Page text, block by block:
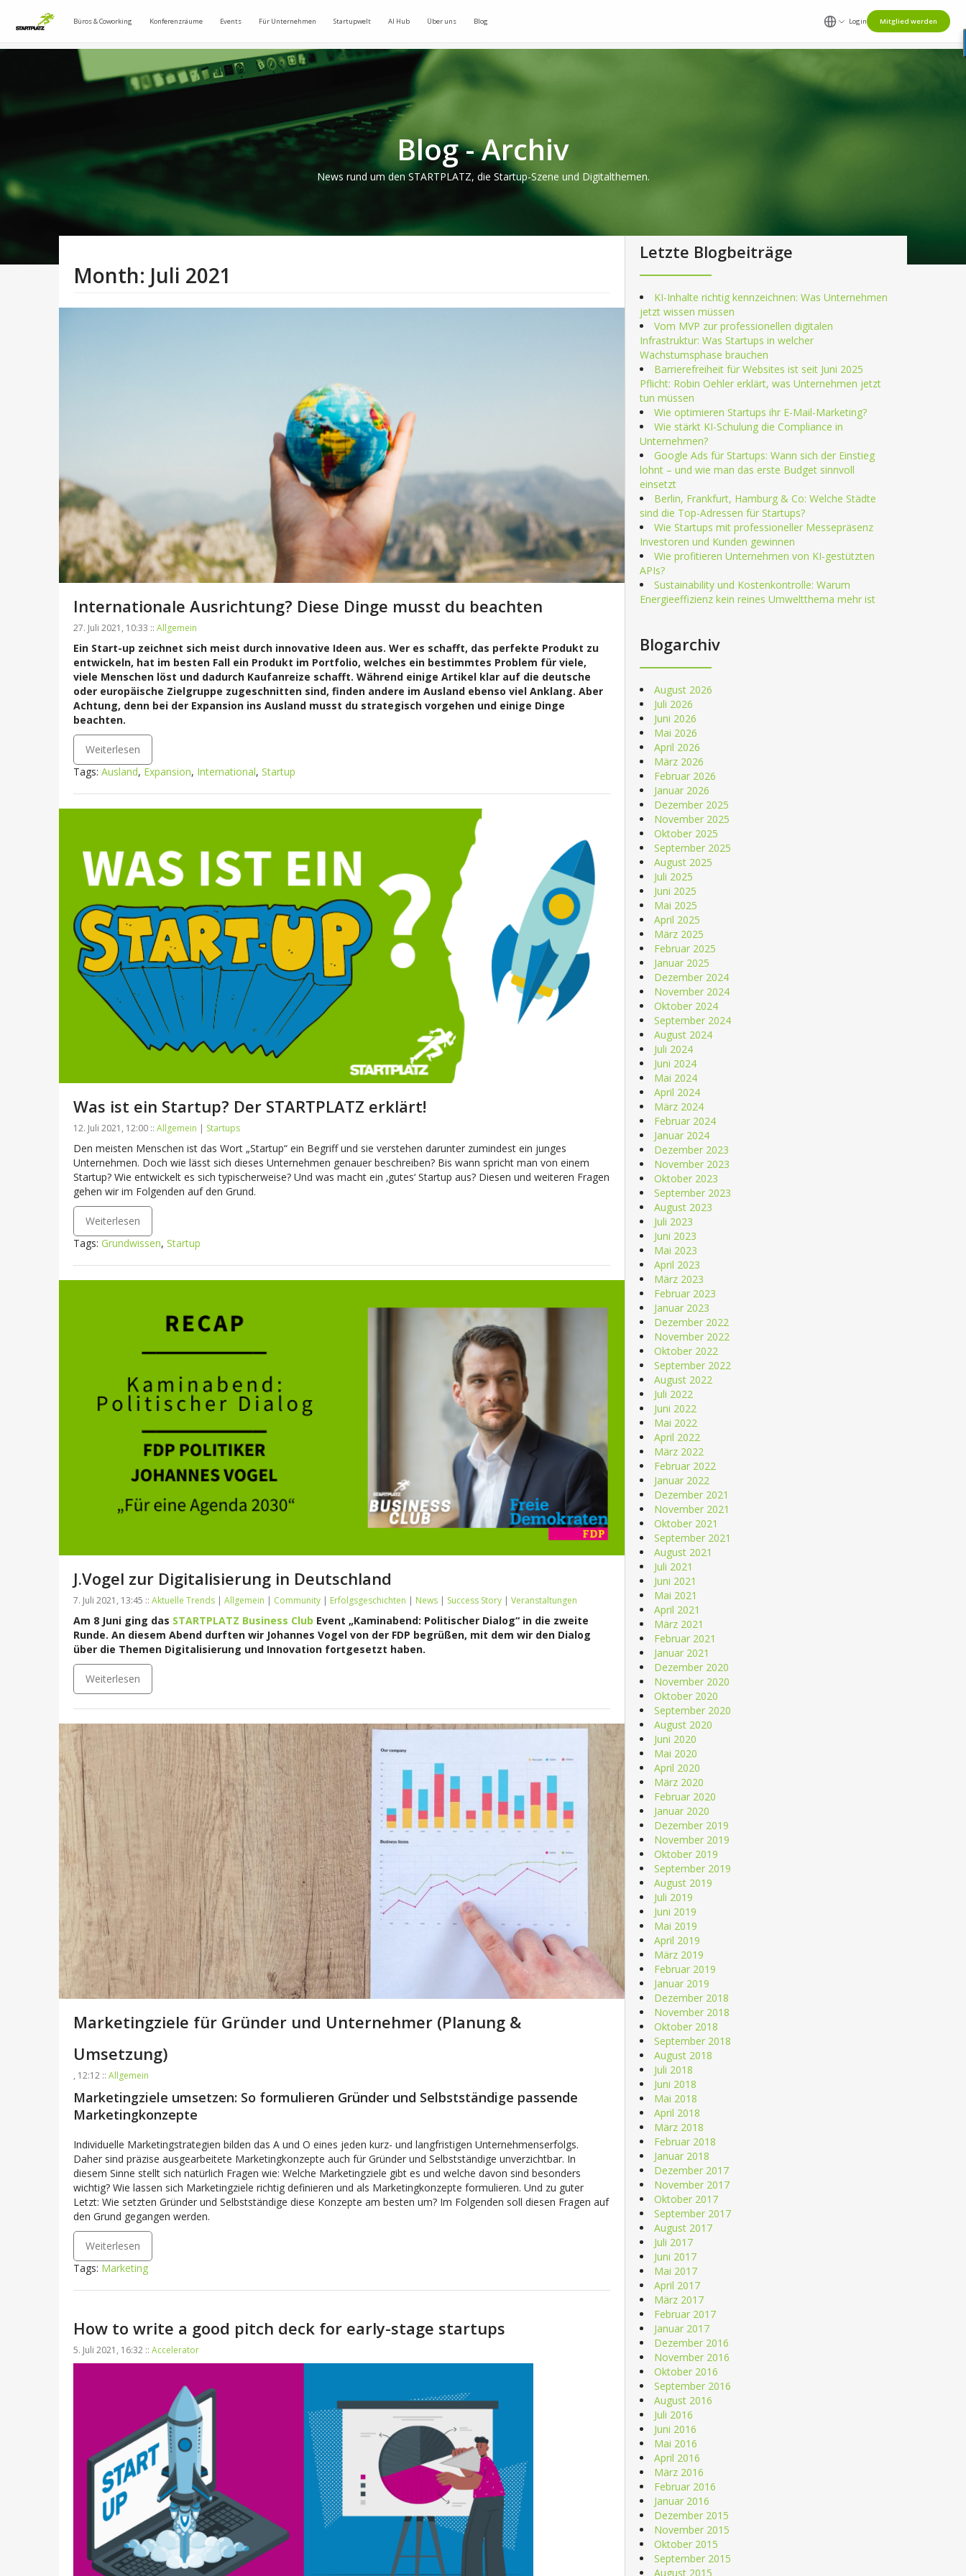
Büros & Coworking Konferenzräume Events Für Unternehmen Startupwelt AI Hub Über uns Blog Login Mitglied werden
Blog - Archiv
News rund um den STARTPLATZ, die Startup-Szene und Digitalthemen.
Month: Juli 2021
Internationale Ausrichtung? Diese Dinge musst du beachten
27. Juli 2021, 10:33 :: Allgemein
Ein Start-up zeichnet sich meist durch innovative Ideen aus. Wer es schafft, das perfekte Produkt zu
entwickeln, hat im besten Fall ein Produkt im Portfolio, welches ein bestimmtes Problem für viele,
viele Menschen löst und dadurch Kaufanreize schafft. Während einige Artikel klar auf die deutsche
oder europäische Zielgruppe zugeschnitten sind, finden andere im Ausland ebenso viel Anklang. Aber
Achtung, denn bei der Expansion ins Ausland musst du strategisch vorgehen und einige Dinge
beachten.
Weiterlesen
Tags: Ausland, Expansion, International, Startup
Was ist ein Startup? Der STARTPLATZ erklärt!
12. Juli 2021, 12:00 :: Allgemein | Startups
Den meisten Menschen ist das Wort „Startup“ ein Begriff und sie verstehen darunter zumindest ein junges
Unternehmen. Doch wie lässt sich dieses Unternehmen genauer beschreiben? Bis wann spricht man von einem
Startup? Wie entwickelt es sich typischerweise? Und was macht ein ‚gutes‘ Startup aus? Diesen und weiteren Fragen
gehen wir im Folgenden auf den Grund.
Weiterlesen
Tags: Grundwissen, Startup
J.Vogel zur Digitalisierung in Deutschland
7. Juli 2021, 13:45 :: Aktuelle Trends | Allgemein | Community | Erfolgsgeschichten | News | Success Story | Veranstaltungen
Am 8 Juni ging das STARTPLATZ Business Club Event „Kaminabend: Politischer Dialog“ in die zweite
Runde. An diesem Abend durften wir Johannes Vogel von der FDP begrüßen, mit dem wir den Dialog
über die Themen Digitalisierung und Innovation fortgesetzt haben.
Weiterlesen
Marketingziele für Gründer und Unternehmer (Planung &
Umsetzung)
, 12:12 :: Allgemein
Marketingziele umsetzen: So formulieren Gründer und Selbstständige passende
Marketingkonzepte
Individuelle Marketingstrategien bilden das A und O eines jeden kurz- und langfristigen Unternehmenserfolgs.
Daher sind präzise ausgearbeitete Marketingkonzepte auch für Gründer und Selbstständige unverzichtbar. In
diesem Sinne stellt sich natürlich Fragen wie: Welche Marketingziele gibt es und welche davon sind besonders
wichtig? Wie lassen sich Marketingziele richtig definieren und als Marketingkonzepte formulieren. Und zu guter
Letzt: Wie setzten Gründer und Selbstständige diese Konzepte am besten um? Im Folgenden soll diesen Fragen auf
den Grund gegangen werden.
Weiterlesen
Tags: Marketing
How to write a good pitch deck for early-stage startups
5. Juli 2021, 16:32 :: Accelerator
Letzte Blogbeiträge
KI-Inhalte richtig kennzeichnen: Was Unternehmen
jetzt wissen müssen
Vom MVP zur professionellen digitalen
Infrastruktur: Was Startups in welcher
Wachstumsphase brauchen
Barrierefreiheit für Websites ist seit Juni 2025
Pflicht: Robin Oehler erklärt, was Unternehmen jetzt
tun müssen
Wie optimieren Startups ihr E-Mail-Marketing?
Wie stärkt KI-Schulung die Compliance in
Unternehmen?
Google Ads für Startups: Wann sich der Einstieg
lohnt – und wie man das erste Budget sinnvoll
einsetzt
Berlin, Frankfurt, Hamburg & Co: Welche Städte
sind die Top-Adressen für Startups?
Wie Startups mit professioneller Messepräsenz
Investoren und Kunden gewinnen
Wie profitieren Unternehmen von KI-gestützten
APIs?
Sustainability und Kostenkontrolle: Warum
Energieeffizienz kein reines Umweltthema mehr ist
Blogarchiv
August 2026
Juli 2026
Juni 2026
Mai 2026
April 2026
März 2026
Februar 2026
Januar 2026
Dezember 2025
November 2025
Oktober 2025
September 2025
August 2025
Juli 2025
Juni 2025
Mai 2025
April 2025
März 2025
Februar 2025
Januar 2025
Dezember 2024
November 2024
Oktober 2024
September 2024
August 2024
Juli 2024
Juni 2024
Mai 2024
April 2024
März 2024
Februar 2024
Januar 2024
Dezember 2023
November 2023
Oktober 2023
September 2023
August 2023
Juli 2023
Juni 2023
Mai 2023
April 2023
März 2023
Februar 2023
Januar 2023
Dezember 2022
November 2022
Oktober 2022
September 2022
August 2022
Juli 2022
Juni 2022
Mai 2022
April 2022
März 2022
Februar 2022
Januar 2022
Dezember 2021
November 2021
Oktober 2021
September 2021
August 2021
Juli 2021
Juni 2021
Mai 2021
April 2021
März 2021
Februar 2021
Januar 2021
Dezember 2020
November 2020
Oktober 2020
September 2020
August 2020
Juni 2020
Mai 2020
April 2020
März 2020
Februar 2020
Januar 2020
Dezember 2019
November 2019
Oktober 2019
September 2019
August 2019
Juli 2019
Juni 2019
Mai 2019
April 2019
März 2019
Februar 2019
Januar 2019
Dezember 2018
November 2018
Oktober 2018
September 2018
August 2018
Juli 2018
Juni 2018
Mai 2018
April 2018
März 2018
Februar 2018
Januar 2018
Dezember 2017
November 2017
Oktober 2017
September 2017
August 2017
Juli 2017
Juni 2017
Mai 2017
April 2017
März 2017
Februar 2017
Januar 2017
Dezember 2016
November 2016
Oktober 2016
September 2016
August 2016
Juli 2016
Juni 2016
Mai 2016
April 2016
März 2016
Februar 2016
Januar 2016
Dezember 2015
November 2015
Oktober 2015
September 2015
August 2015